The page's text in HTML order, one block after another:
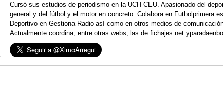
Cursó sus estudios de periodismo en la UCH-CEU. Apasionado del
general y del fútbol y el motor en concreto. Colabora en
Deportivo en Gestiona Radio así como en otros medios de
Actualmente coordina, entre otras webs, las de fichajes.net